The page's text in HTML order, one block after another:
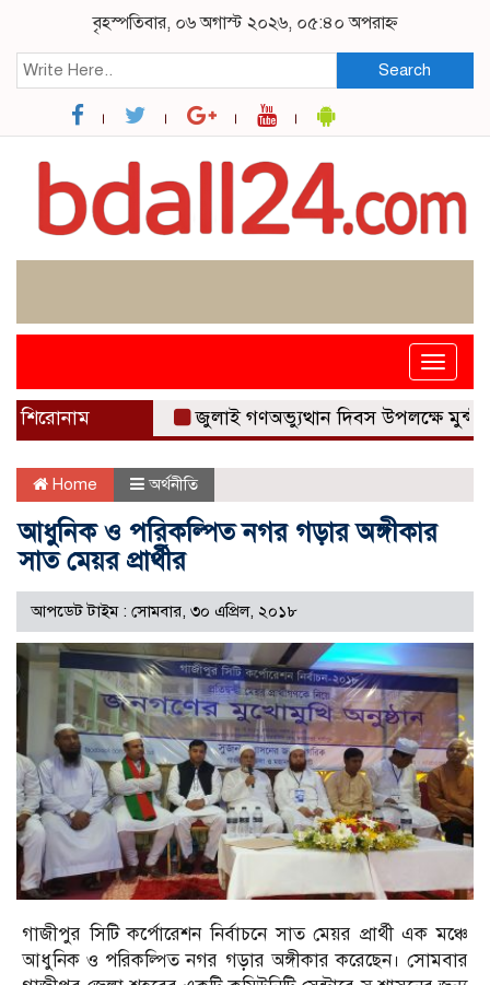
বৃহস্পতিবার, ০৬ অগাস্ট ২০২৬, ০৫:৪০ অপরাহ্ন
Search
Toggle
শিরোনাম জুলাই গণঅভ্যুত্থান দিবস উপলক্ষে মুন্সীগঞ্জে
Home অর্থনীতি
আধুনিক ও পরিকল্পিত নগর গড়ার অঙ্গীকার
সাত মেয়র প্রার্থীর
আপডেট টাইম : সোমবার, ৩০ এপ্রিল, ২০১৮
গাজীপুর সিটি কর্পোরেশন নির্বাচনে সাত মেয়র প্রার্থী এক মঞ্চে
আধুনিক ও পরিকল্পিত নগর গড়ার অঙ্গীকার করেছেন। সোমবার